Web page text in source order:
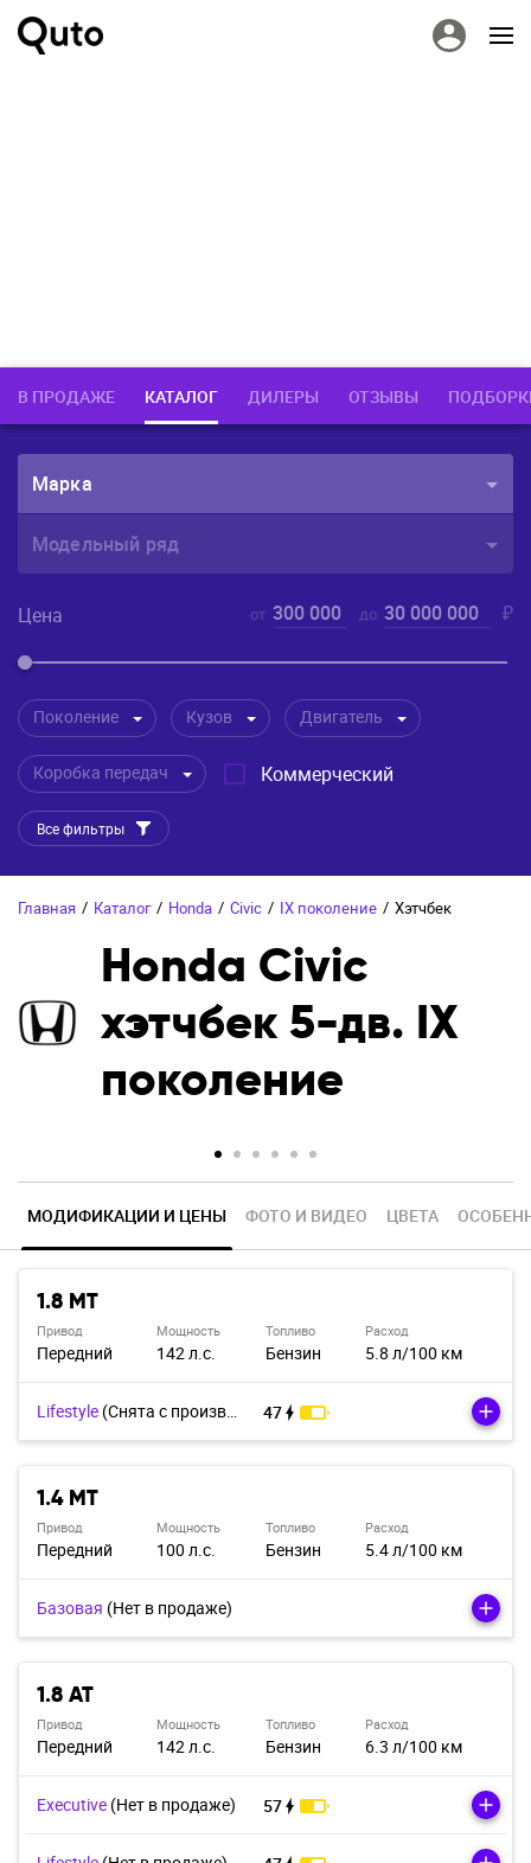
В ПРОДАЖЕ КАТАЛОГ ДИЛЕРЫ ОТЗЫВЫ
Марка
Модельный ряд
Цена от 300 000 до 30 000 000 ₽
Поколение Кузов Двигатель
Коробка передач Коммерческий
Все фильтры
Главная / Каталог / Honda / Civic / IX поколение / Хэтчбек
Honda Civic
хэтчбек 5-дв. IX
поколение
МОДИФИКАЦИИ И ЦЕНЫ ФОТО И ВИДЕО ЦВЕТА
1.8 MT
Привод
Передний
Мощность
142 л.с.
Топливо
Бензин
Расход
5.8 л/100 км
Lifestyle (Cнята с производства) 47
1.4 MT
Привод
Передний
Мощность
100 л.с.
Топливо
Бензин
Расход
5.4 л/100 км
Базовая (Нет в продаже)
1.8 AT
Привод
Передний
Мощность
142 л.с.
Топливо
Бензин
Расход
6.3 л/100 км
Executive (Нет в продаже) 57